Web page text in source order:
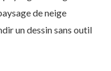
de neige
un dessin sans outil